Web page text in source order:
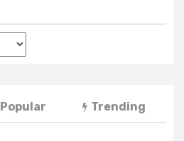
Popular Trending